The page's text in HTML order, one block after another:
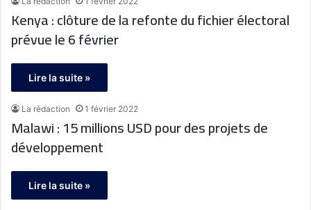
Kenya : clôture de la refonte du fichier électoral
prévue le 6 février
Lire la suite »
La rédaction 1 février 2022
Malawi : 15 millions USD pour des projets de
développement
Lire la suite »